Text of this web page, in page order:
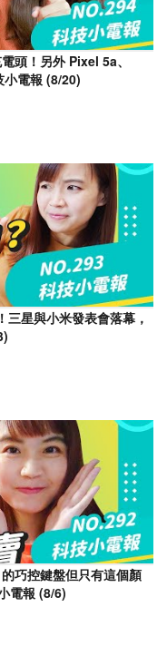
頭！另外 Pixel 5a、
電報 (8/20)
星與小米發表會落幕，
巧控鍵盤但只有這個顏
電報 (8/6)